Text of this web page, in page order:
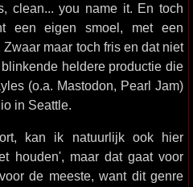
clean... you name it. En toch
een eigen smoel, met een
maar toch fris en dat niet
heldere productie die
(o.a. Mastodon, Pearl Jam)
in Seattle.
kan ik natuurlijk ook hier
houden', maar dat gaat voor
de meeste, want dit genre